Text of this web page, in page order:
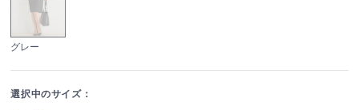
グレー
選択中のサイズ：